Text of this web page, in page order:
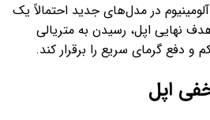
در مدل‌های جدید احتمالاً یک
نهایی اپل، رسیدن به متریالی
دفع گرمای سریع را برقرار کند.
اپل